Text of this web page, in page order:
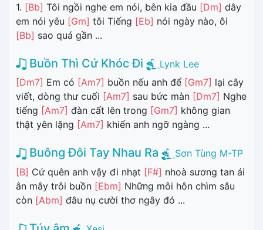
1. [Bb] Tôi ngồi nghe em nói, bên kia đầu [Dm] dây
em nói yêu [Gm] tôi Tiếng [Eb] nói ngày nào, ôi
[Bb] sao quá gần ...
Buồn Thì Cứ Khóc Đi
Lynk Lee
[Dm7] Em có [Am7] buồn nếu anh để [Gm7] lại cây
viết, dòng thư cuối [Am7] sau bức màn [Dm7] Nghe
tiếng [Am7] đàn cất lên trong [Gm7] không gian
thật yên lặng [Am7] khiến anh ngỡ ngàng ...
Buông Đôi Tay Nhau Ra
Sơn Tùng M-TP
[B] Cứ quên anh vậy đi nhạt [F#] nhoà sương tan ái
ân mây trôi buồn [Ebm] Những môi hôn chìm sâu
còn [Abm] đâu nụ cười thơ ngây đó ...